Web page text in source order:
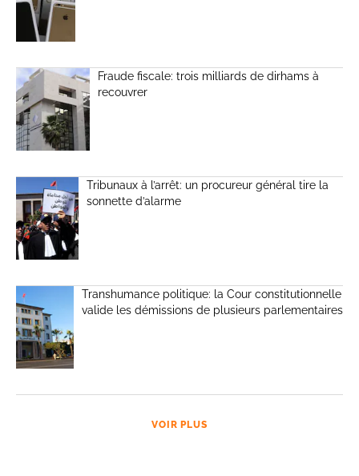
Fraude fiscale: trois milliards de dirhams à
recouvrer
Tribunaux à l’arrêt: un procureur général tire la
sonnette d’alarme
Transhumance politique: la Cour constitutionnelle
valide les démissions de plusieurs parlementaires
VOIR PLUS